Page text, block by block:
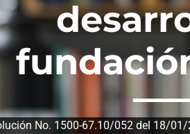
No. 1500-67.10/052 del 18/